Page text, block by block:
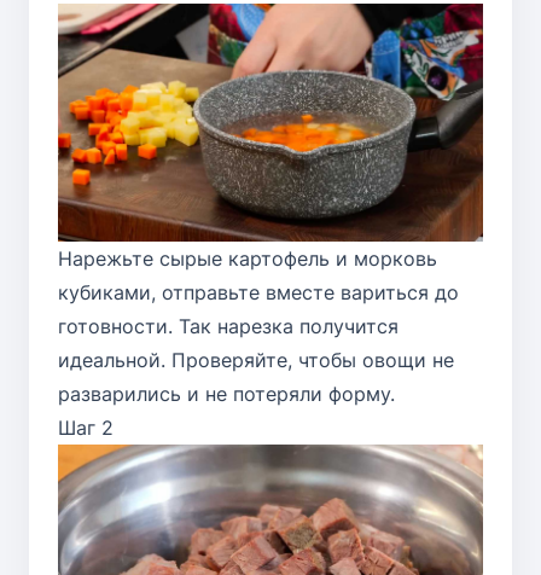
Нарежьте сырые картофель и морковь
кубиками, отправьте вместе вариться до
готовности. Так нарезка получится
идеальной. Проверяйте, чтобы овощи не
разварились и не потеряли форму.
Шаг 2